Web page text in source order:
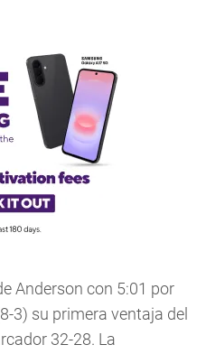
Anderson con 5:01 por
3) su primera ventaja del
32-28. La